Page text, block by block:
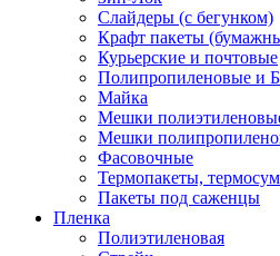
Слайдеры (с бегунком)
Крафт пакеты
Курьерские и почтовые
Полипропиленовые и
Майка
Мешки
Мешки
Фасовочные
Термопакеты,
Пакеты под саженцы
Пленка
Полиэтиленовая